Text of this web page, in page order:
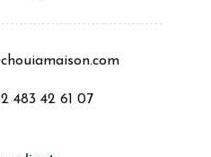
483 42 61 07